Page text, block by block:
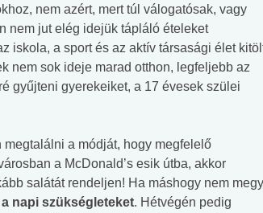
nem azért, mert túl válogatósak, vagy
nem jut elég idejük tápláló ételeket
iskola, a sport és az aktív társasági élet
nem sok ideje marad otthon, legfeljebb az
gyűjteni gyerekeiket, a 17 évesek szülei
a módját, hogy megfelelő
a McDonald’s esik útba, akkor
salátát rendeljen! Ha máshogy nem
napi szükségleteket. Hétvégén pedig
középfokú
teszt -
Internet-függőség
teszt